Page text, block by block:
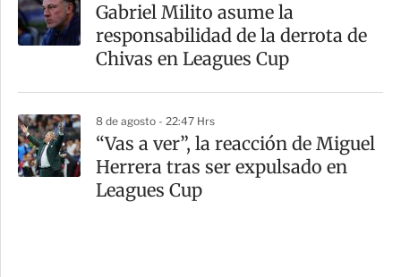
Gabriel Milito asume la
responsabilidad de la derrota de
Chivas en Leagues Cup
8 de agosto - 22:47 Hrs
“Vas a ver”, la reacción de Miguel
Herrera tras ser expulsado en
Leagues Cup